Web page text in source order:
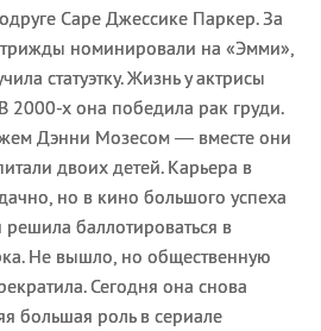
Саре Джессике Паркер. За
номинировали на «Эмми»,
статуэтку. Жизнь у актрисы
2000-х она победила рак груди.
Дэнни Мозесом — вместе они
двоих детей. Карьера в
но в кино большого успеха
баллотироваться в
Не вышло, но общественную
Сегодня она снова
большая роль в сериале